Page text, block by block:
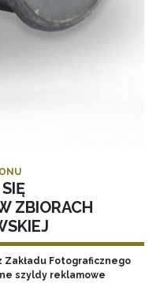
ZBIORACH
Zakładu Fotograficznego
szyldy reklamowe